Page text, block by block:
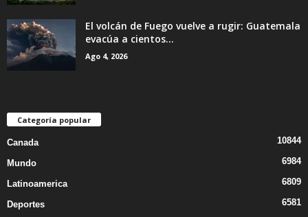
El volcán de Fuego vuelve a rugir: Guatemala
evacúa a cientos...
Ago 4, 2026
Categoría popular
Canada 10844
Mundo 6984
Latinoamerica 6809
Deportes 6581